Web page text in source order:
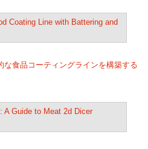
食品コーティングラインを構築する